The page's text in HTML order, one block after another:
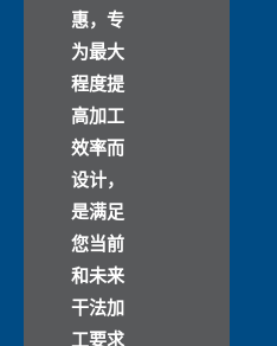
惠，专
为最大
程度提
高加工
效率而
设计，
是满足
您当前
和未来
干法加
工要求